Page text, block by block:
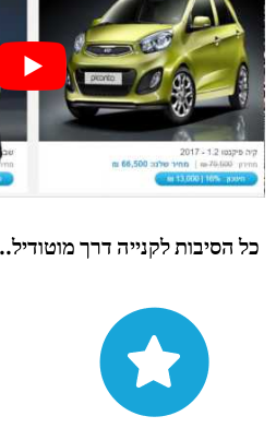
כל הסיבות לקנייה דרך